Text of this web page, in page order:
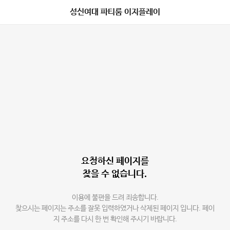
성신여대 파티룸 이지플레이
요청하신 페이지를
찾을 수 없습니다.
이용에 불편을 드려 죄송합니다.
찾으시는 페이지는 주소를 잘못 입력하였거나 삭제된 페이지 입니다. 페이
지 주소를 다시 한 번 확인해 주시기 바랍니다.